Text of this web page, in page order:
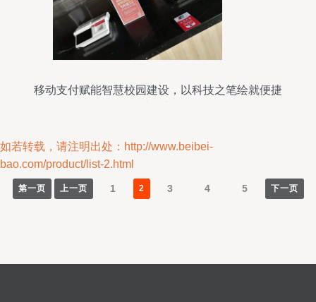
移动支付赋能智慧校园建设，以科技之笔绘就便捷
如若转载，请注明出处：http://www.beibei-
bao.com/product/list-2.html
第一页 上一页 1 2 3 4 5 下一页